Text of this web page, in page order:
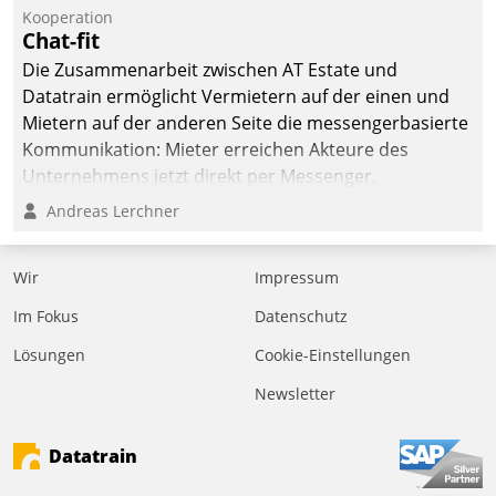
Datatrain ermöglicht
automatisiert ausgelöste,
zielgerichtete
Mieterbefragungen – eine
starke Grundlage für
intelligente,
Entscheidungen.
Kooperation
Chat-fit
Die Zusammenarbeit zwischen AT Estate und
Datatrain ermöglicht Vermietern auf der einen und
Mietern auf der anderen Seite die messengerbasierte
Kommunikation: Mieter erreichen Akteure des
Unternehmens jetzt direkt per Messenger,
Mitarbeiter oder Dienstleister empfangen oder
Andreas Lerchner
Wir
Im Fokus
Lösungen
Impressum
Datenschutz
Cookie-Einstellungen
Newsletter
Datatrain